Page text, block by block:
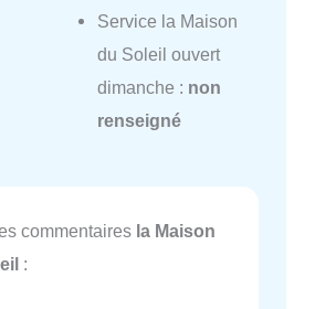
Service la Maison
du Soleil ouvert
dimanche : non
renseigné
commentaires la Maison
: